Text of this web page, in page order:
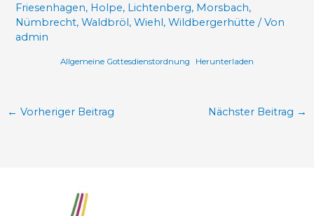
Friesenhagen, Holpe, Lichtenberg, Morsbach,
Nümbrecht,Waldbröl,Wiehl,Wildbergerhütte / Von
admin
Allgemeine Gottesdienstordnung Herunterladen
← Vorheriger Beitrag Nächster Beitrag →